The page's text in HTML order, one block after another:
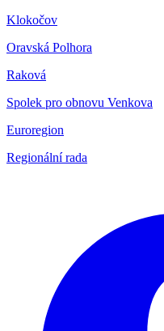
Klokočov
Oravská Polhora
Raková
Spolek pro obnovu Venkova
Euroregion
Regionální rada